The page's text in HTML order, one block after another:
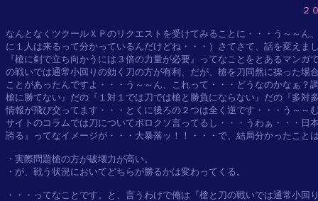
２
なんとなくツクールＸＰのリクエストを受けてみることに・・・う～～ん
に１人は来るって分かっているんだけどね・・・）さてさて、話を変えま
『槍に剣で立ち向かうには３倍の力量が必要』ってなことをとあるマンガ
の戦いでは通常小回りの効く刀の方が有利、だが、槍を刀同然に操った場
ことがあったんですよ・・・う～～ん、これって・・・どうなのかなぁ？
槍に勝てない』だの『１対１では刀では槍と勝負にならない』だの『多対
情報が飛び交ってます・・・とくに後ろの２つは全く逆です・・・う～～
サイトのコラムでは刀についてボロクソ言ってるし・・・うわぁ・・・日
誇る』ってなイメージが・・・大暴落ッ！！・・・で、結局分かったこと
・実際問題槍の方が破壊力が高い。
・が、戦う状況においてどちらが勝るかは変わってくる。
・・・ってなことです。と、言うわけで俺は『槍と刀の戦いでは通常小回